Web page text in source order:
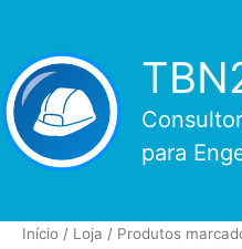
conteúdo
para
Início / Loja / Produtos